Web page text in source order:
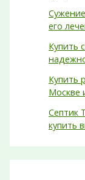
его
Купить
Купить
Москве
Септик
купить